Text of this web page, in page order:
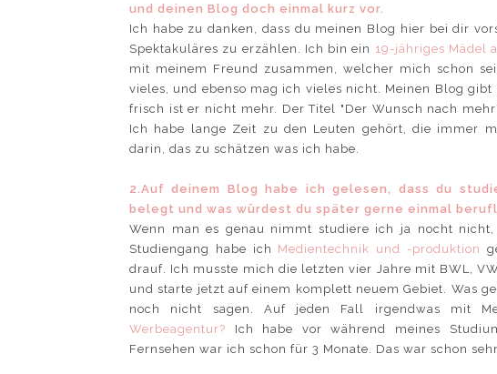
und deinen Blog doch einmal kurz vor.
Ich habe zu danken, dass du meinen Blog hier bei dir
Spektakuläres zu erzählen. Ich bin ein 19-jähriges Mädel
mit meinem Freund zusammen, welcher mich schon
vieles, und ebenso mag ich vieles nicht. Meinen Blog gibt
frisch ist er nicht mehr. Der Titel "Der Wunsch nach
Ich habe lange Zeit zu den Leuten gehört, die immer
darin, das zu schätzen was ich habe.
2.Auf deinem Blog habe ich gelesen, dass du
belegt und was würdest du später gerne einmal
Wenn man es genau nimmt studiere ich ja nocht
Studiengang habe ich Medientechnik und -produktion
drauf. Ich musste mich die letzten vier Jahre mit BWL,
und starte jetzt auf einem komplett neuem Gebiet. Was
noch nicht sagen. Auf jeden Fall irgendwas mit
Werbeagentur? Ich habe vor während meines
Fernsehen war ich schon für 3 Monate. Das war schon